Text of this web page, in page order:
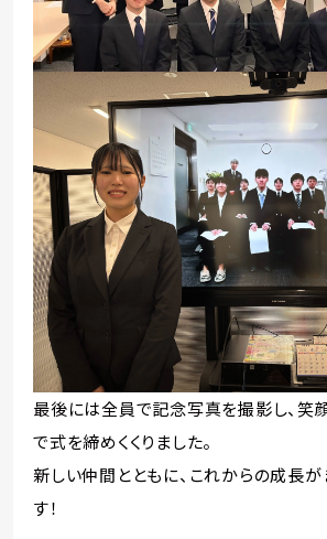
最後には全員で記念写真を撮影し、笑
で式を締めくくりました。
新しい仲間とともに、これからの成長
す！